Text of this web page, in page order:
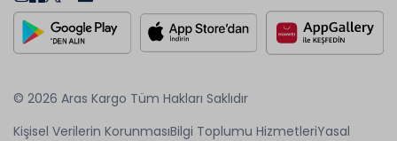
© 2026 Aras Kargo Tüm Hakları Saklıdır
Kişisel Verilerin KorunmasıBilgi Toplumu HizmetleriYasal